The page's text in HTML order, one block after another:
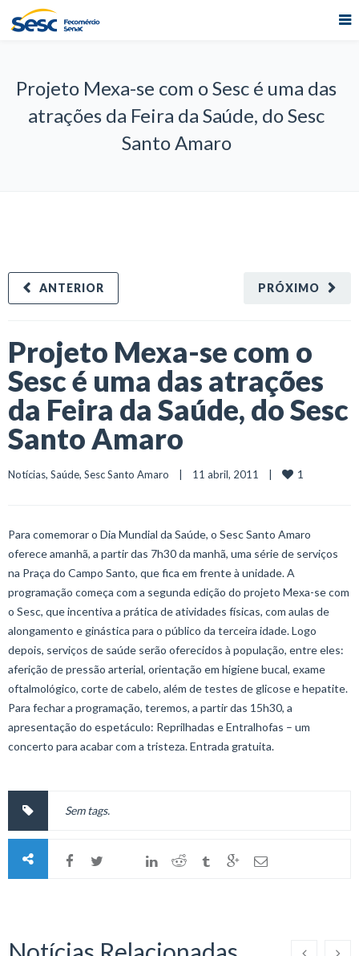
Projeto Mexa-se com o Sesc é uma das
atrações da Feira da Saúde, do Sesc
Santo Amaro
PRÓXIMO
ANTERIOR
Projeto Mexa-se com o
Sesc é uma das atrações
da Feira da Saúde, do Sesc
Santo Amaro
Notícias, Saúde, Sesc Santo Amaro
    |    11 abril, 2011    |
1
Para comemorar o Dia Mundial da Saúde, o Sesc Santo Amaro
oferece amanhã, a partir das 7h30 da manhã, uma série de serviços
na Praça do Campo Santo, que fica em frente à unidade. A
programação começa com a segunda edição do projeto Mexa-se com
o Sesc, que incentiva a prática de atividades físicas, com aulas de
alongamento e ginástica para o público da terceira idade. Logo
depois, serviços de saúde serão oferecidos à população, entre eles:
aferição de pressão arterial, orientação em higiene bucal, exame
oftalmológico, corte de cabelo, além de testes de glicose e hepatite.
Para fechar a programação, teremos, a partir das 15h30, a
apresentação do espetáculo: Reprilhadas e Entralhofas – um
concerto para acabar com a tristeza. Entrada gratuita.
Sem tags.